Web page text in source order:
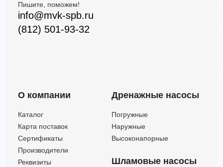
Пишите, поможем!
info@mvk-spb.ru
(812) 501-93-32
О компании
Каталог
Карта поставок
Сертификаты
Производители
Реквизиты
Дренажные насосы
Погружные
Наружные
Высоконапорные
Шламовые насосы